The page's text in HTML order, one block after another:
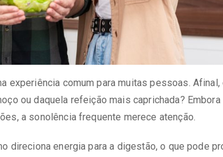
experiência comum para muitas pessoas. Afinal,
ou daquela refeição mais caprichada?
a sonolência frequente merece atenção.
direciona energia para a digestão, o que pode